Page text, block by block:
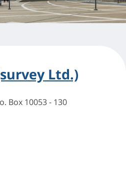
Ltd.)
Box 10053 - 130